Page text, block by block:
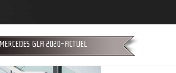
GLA 2020-ACTUEL